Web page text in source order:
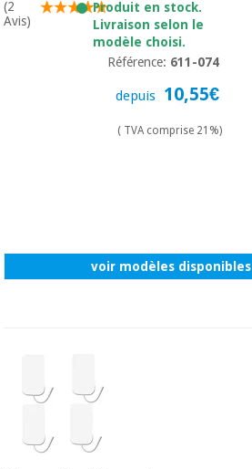
(2
Avis)
Produit en stock.
Livraison selon le
modèle choisi.
Référence: 611-074
depuis 10,55€
( TVA comprise 21%)
voir modèles disponibles